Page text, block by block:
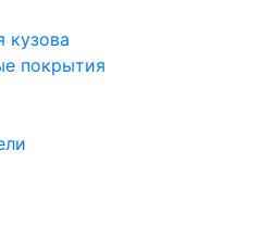
кузова
покрытия